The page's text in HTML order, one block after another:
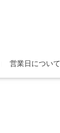
営業日について